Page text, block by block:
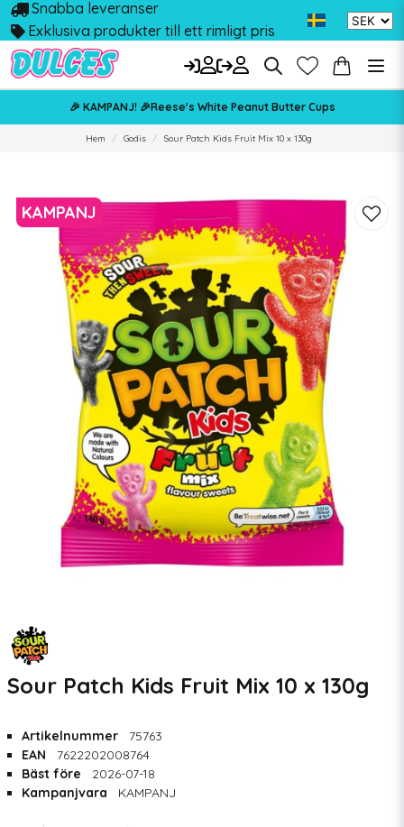
Snabba leveranser
Exklusiva produkter till ett rimligt pris
🎉 KAMPANJ! 🎉Reese's White Peanut Butter Cups
Hem Godis Sour Patch Kids Fruit Mix 10 x 130g
KAMPANJ
Sour Patch Kids Fruit Mix 10 x 130g
Artikelnummer
75763
EAN
7622202008764
Bäst före
2026-07-18
Kampanjvara
KAMPANJ